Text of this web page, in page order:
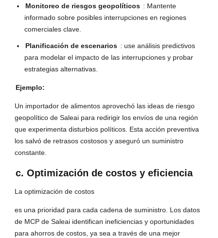
Monitoreo de riesgos geopolíticos : Mantente
informado sobre posibles interrupciones en regiones
comerciales clave.
Planificación de escenarios : use análisis predictivos
para modelar el impacto de las interrupciones y probar
estrategias alternativas.
Ejemplo:
Un importador de alimentos aprovechó las ideas de riesgo
geopolítico de Saleai para redirigir los envíos de una región
que experimenta disturbios políticos. Esta acción preventiva
los salvó de retrasos costosos y aseguró un suministro
constante.
c. Optimización de costos y eficiencia
La optimización de costos
es una prioridad para cada cadena de suministro. Los datos
de MCP de Saleai identifican ineficiencias y oportunidades
para ahorros de costos, ya sea a través de una mejor